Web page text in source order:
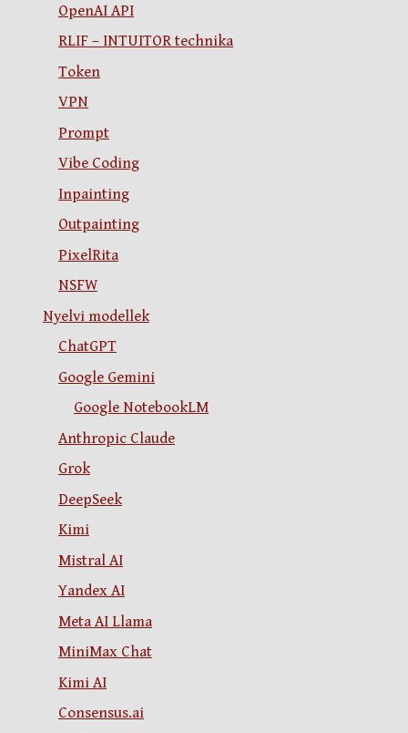
OpenAI API
RLIF – INTUITOR technika
Token
VPN
Prompt
Vibe Coding
Inpainting
Outpainting
PixelRita
NSFW
Nyelvi modellek
ChatGPT
Google Gemini
Google NotebookLM
Anthropic Claude
Grok
DeepSeek
Kimi
Mistral AI
Yandex AI
Meta AI Llama
MiniMax Chat
Kimi AI
Consensus.ai